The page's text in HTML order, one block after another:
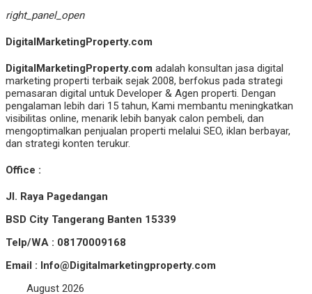
right_panel_open
DigitalMarketingProperty.com
DigitalMarketingProperty.com adalah konsultan jasa digital
marketing properti terbaik sejak 2008, berfokus pada strategi
pemasaran digital untuk Developer & Agen properti. Dengan
pengalaman lebih dari 15 tahun, Kami membantu meningkatkan
visibilitas online, menarik lebih banyak calon pembeli, dan
mengoptimalkan penjualan properti melalui SEO, iklan berbayar,
dan strategi konten terukur.
Office :
Jl. Raya Pagedangan
BSD City Tangerang Banten 15339
Telp/WA : 08170009168
Email : Info@Digitalmarketingproperty.com
August 2026